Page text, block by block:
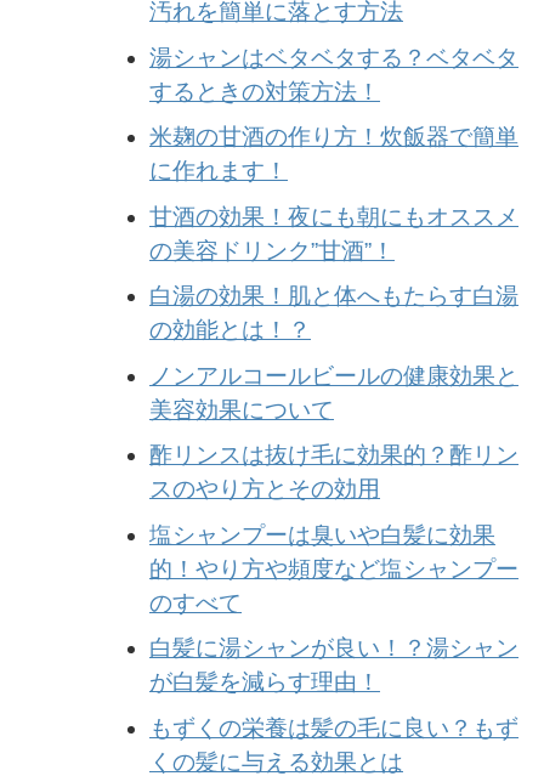
汚れを簡単に落とす方法
湯シャンはベタベタする？ベタベタ
するときの対策方法！
米麹の甘酒の作り方！炊飯器で簡単
に作れます！
甘酒の効果！夜にも朝にもオススメ
の美容ドリンク”甘酒”！
白湯の効果！肌と体へもたらす白湯
の効能とは！？
ノンアルコールビールの健康効果と
美容効果について
酢リンスは抜け毛に効果的？酢リン
スのやり方とその効用
塩シャンプーは臭いや白髪に効果
的！やり方や頻度など塩シャンプー
のすべて
白髪に湯シャンが良い！？湯シャン
が白髪を減らす理由！
もずくの栄養は髪の毛に良い？もず
くの髪に与える効果とは